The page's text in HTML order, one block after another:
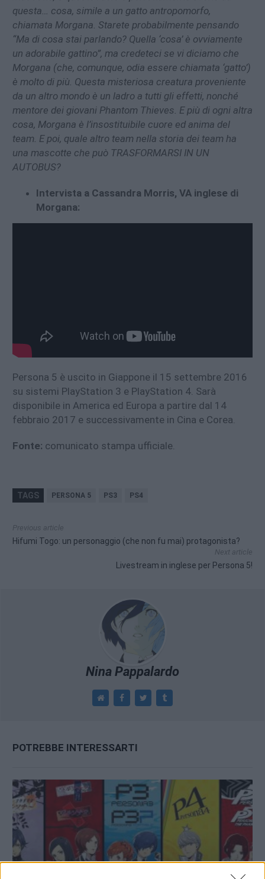
questa… cosa, simile a un gatto antropomorfo,
chiamata Morgana. Starete probabilmente pensando
“Ma di cosa stai parlando? Quella ‘cosa’ è ovviamente
un adorabile gattino”, ma credeteci se vi diciamo che
Morgana (che, comunque, odia essere chiamata ‘gatto’)
è molto di più. Questa misteriosa creatura proveniente
da un altro mondo è un ladro a tutti gli effetti, nonché
mentore dei giovani Phantom Thieves. E più di ogni altra
cosa, Morgana è l’insostituibile cuore ed anima del
team. E poi, quale altro team nella storia dei team ha
una mascotte che può TRASFORMARSI IN UN
AUTOBUS?
Intervista a Cassandra Morris, VA inglese di
Morgana:
Persona 5 è uscito in Giappone il 15 settembre 2016
su sistemi PlayStation 3 e PlayStation 4. Sarà
disponibile in America ed Europa a partire dal 14
febbraio 2017 e successivamente in Cina e Corea.
Fonte: comunicato stampa ufficiale.
TAGS PERSONA 5 PS3 PS4
Previous article
Hifumi Togo: un personaggio (che non fu mai) protagonista?
Next article
Livestream in inglese per Persona 5!
Nina Pappalardo
POTREBBE INTERESSARTI